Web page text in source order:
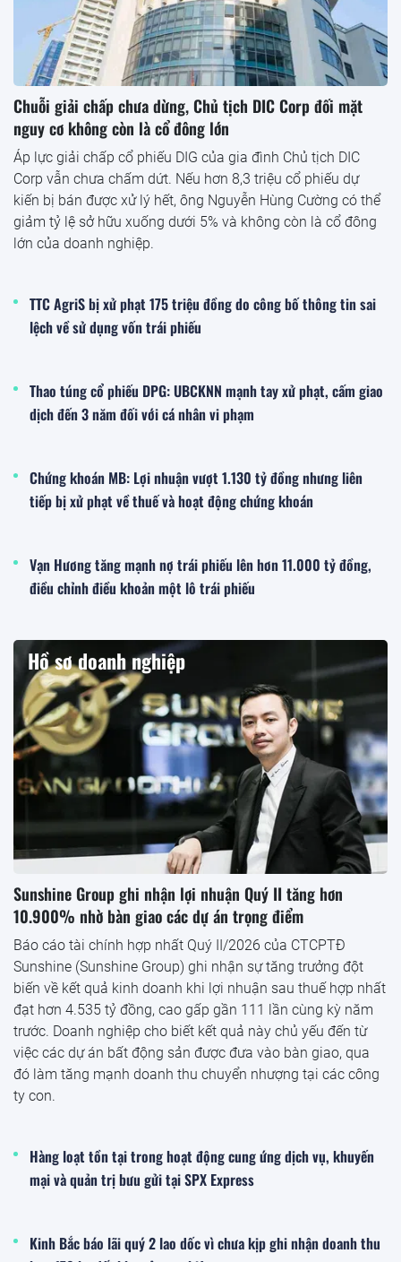
Chuỗi giải chấp chưa dừng, Chủ tịch DIC Corp đối mặt
nguy cơ không còn là cổ đông lớn
Áp lực giải chấp cổ phiếu DIG của gia đình Chủ tịch DIC
Corp vẫn chưa chấm dứt. Nếu hơn 8,3 triệu cổ phiếu dự
kiến bị bán được xử lý hết, ông Nguyễn Hùng Cường có thể
giảm tỷ lệ sở hữu xuống dưới 5% và không còn là cổ đông
lớn của doanh nghiệp.
TTC AgriS bị xử phạt 175 triệu đồng do công bố thông tin sai
lệch về sử dụng vốn trái phiếu
Thao túng cổ phiếu DPG: UBCKNN mạnh tay xử phạt, cấm giao
dịch đến 3 năm đối với cá nhân vi phạm
Chứng khoán MB: Lợi nhuận vượt 1.130 tỷ đồng nhưng liên
tiếp bị xử phạt về thuế và hoạt động chứng khoán
Vạn Hương tăng mạnh nợ trái phiếu lên hơn 11.000 tỷ đồng,
điều chỉnh điều khoản một lô trái phiếu
Hồ sơ doanh nghiệp
Sunshine Group ghi nhận lợi nhuận Quý II tăng hơn
10.900% nhờ bàn giao các dự án trọng điểm
Báo cáo tài chính hợp nhất Quý II/2026 của CTCPTĐ
Sunshine (Sunshine Group) ghi nhận sự tăng trưởng đột
biến về kết quả kinh doanh khi lợi nhuận sau thuế hợp nhất
đạt hơn 4.535 tỷ đồng, cao gấp gần 111 lần cùng kỳ năm
trước. Doanh nghiệp cho biết kết quả này chủ yếu đến từ
việc các dự án bất động sản được đưa vào bàn giao, qua
đó làm tăng mạnh doanh thu chuyển nhượng tại các công
ty con.
Hàng loạt tồn tại trong hoạt động cung ứng dịch vụ, khuyến
mại và quản trị bưu gửi tại SPX Express
Kinh Bắc báo lãi quý 2 lao dốc vì chưa kịp ghi nhận doanh thu